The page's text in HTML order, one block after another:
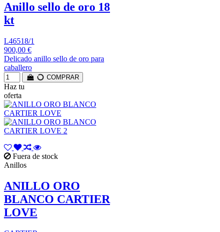
Anillo sello de oro 18
kt
L46518/1
900,00 €
Delicado anillo sello de oro para
caballero
COMPRAR
Haz tu
oferta
Fuera de stock
Anillos
ANILLO ORO
BLANCO CARTIER
LOVE